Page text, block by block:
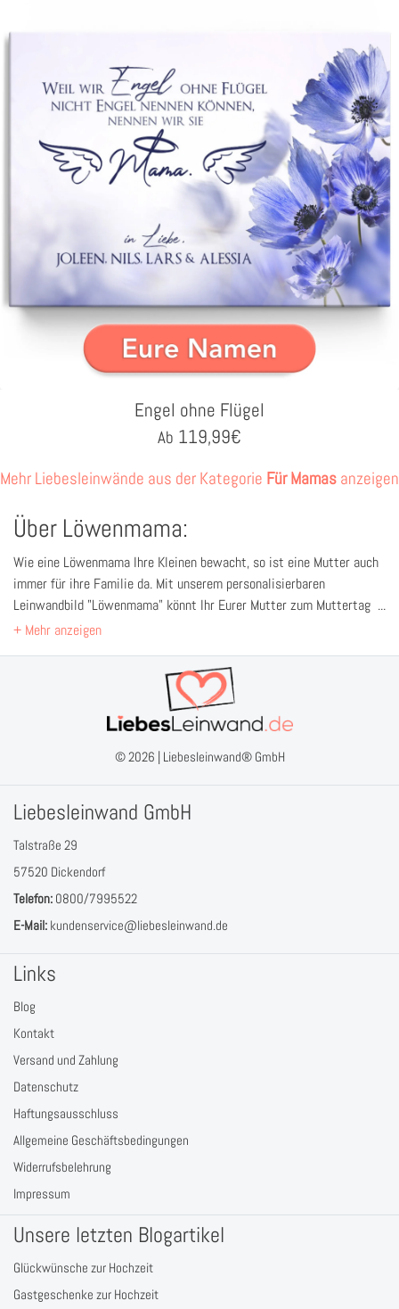
Engel ohne Flügel
Ab 119,99€
Mehr Liebesleinwände aus der Kategorie Für Mamas anzeigen
Über Löwenmama:
Wie eine Löwenmama Ihre Kleinen bewacht, so ist eine Mutter auch
immer für ihre Familie da. Mit unserem personalisierbaren
Leinwandbild "Löwenmama" könnt Ihr Eurer Mutter zum Muttertag
ein tolles Geschenk machen. Natürlich ist dieser hochwertige
Tragt einfach Eure Namen ein und schon könnt Ihr Euch die Live-
Vorschau ansehen. Nach der Bestellung beginnen wir mit dem
brillanten Druck Eures wundervollen Geschenks.
© 2026 | Liebesleinwand® GmbH
Liebesleinwand GmbH
Talstraße 29
57520 Dickendorf
Telefon: 0800/7995522
E-Mail: kundenservice@liebesleinwand.de
Links
Blog
Kontakt
Versand und Zahlung
Datenschutz
Haftungsausschluss
Allgemeine Geschäftsbedingungen
Widerrufsbelehrung
Impressum
Unsere letzten Blogartikel
Glückwünsche zur Hochzeit
Gastgeschenke zur Hochzeit